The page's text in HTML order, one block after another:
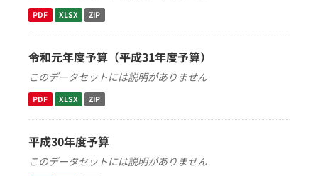
PDF XLSX ZIP
令和元年度予算（平成31年度予算）
このデータセットには説明がありません
PDF XLSX ZIP
平成30年度予算
このデータセットには説明がありません